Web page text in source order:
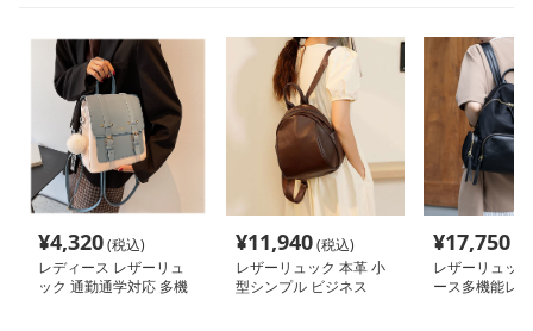
¥4,320(税込)
レディース レザーリュ
ック 通勤通学対応 多機
¥11,940(税込)
レザーリュック 本革 小
型シンプル ビジネス
¥17,750
レザーリュッ
ース多機能レ